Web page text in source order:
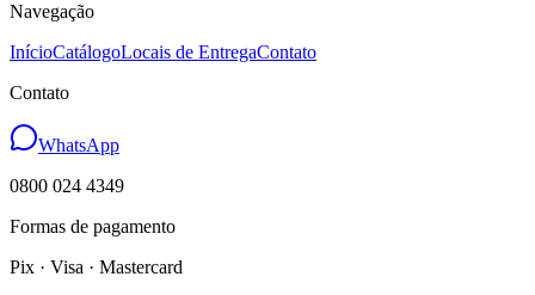
Navegação
InícioCatálogoLocais de EntregaContato
Contato
WhatsApp
0800 024 4349
Formas de pagamento
Pix · Visa · Mastercard